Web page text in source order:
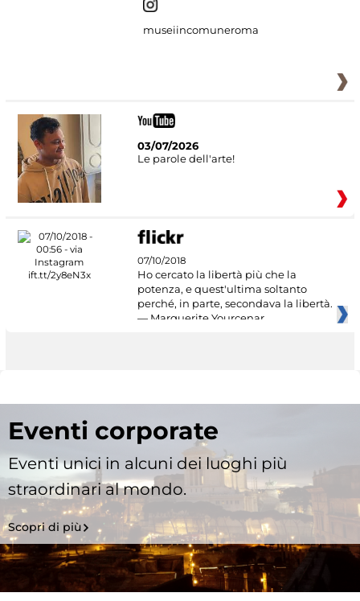
museiincomuneroma
03/07/2026
Le parole dell'arte!
07/10/2018
Ho cercato la libertà più che la
potenza, e quest'ultima soltanto
perché, in parte, secondava la libertà.
— Marguerite Yourcenar
Eventi corporate
Eventi unici in alcuni dei luoghi più
straordinari al mondo.
Scopri di più